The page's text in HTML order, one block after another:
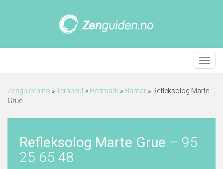
Meny
Zenguiden.no »Terapeut » Hedmark » Hamar » Refleksolog Marte
Grue
Refleksolog Marte Grue – 95
25 65 48